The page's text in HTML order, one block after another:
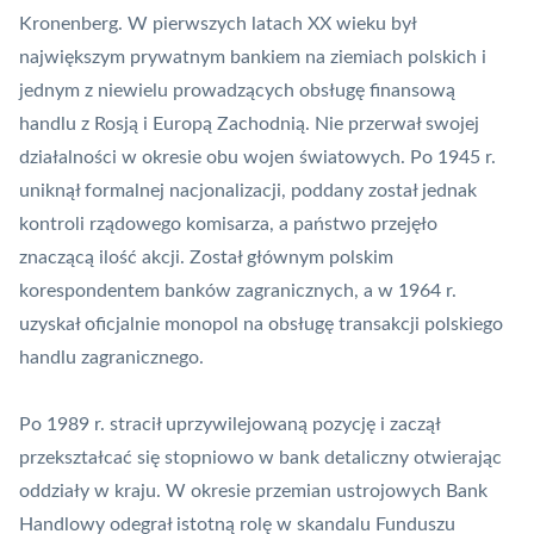
Kronenberg. W pierwszych latach XX wieku był
największym prywatnym bankiem na ziemiach polskich i
jednym z niewielu prowadzących obsługę finansową
handlu z Rosją i Europą Zachodnią. Nie przerwał swojej
działalności w okresie obu wojen światowych. Po 1945 r.
uniknął formalnej nacjonalizacji, poddany został jednak
kontroli rządowego komisarza, a państwo przejęło
znaczącą ilość akcji. Został głównym polskim
korespondentem banków zagranicznych, a w 1964 r.
uzyskał oficjalnie monopol na obsługę transakcji polskiego
handlu zagranicznego.
Po 1989 r. stracił uprzywilejowaną pozycję i zaczął
przekształcać się stopniowo w bank detaliczny otwierając
oddziały w kraju. W okresie przemian ustrojowych Bank
Handlowy odegrał istotną rolę w skandalu Funduszu